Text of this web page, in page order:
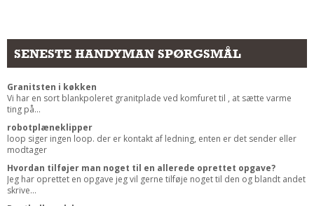
SENESTE HANDYMAN SPØRGSMÅL
Granitsten i køkken
Vi har en sort blankpoleret granitplade ved komfuret til , at sætte varme
ting på...
robotplæneklipper
loop siger ingen loop. der er kontakt af ledning, enten er det sender eller
modtager
Hvordan tilføjer man noget til en allerede oprettet opgave?
Jeg har oprettet en opgave jeg vil gerne tilføje noget til den og blandt andet
skrive...